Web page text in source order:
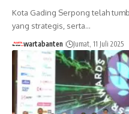
Kota Gading Serpong telah
yang strategis, serta…
wartabanten Jumat, 11 Juli 2025